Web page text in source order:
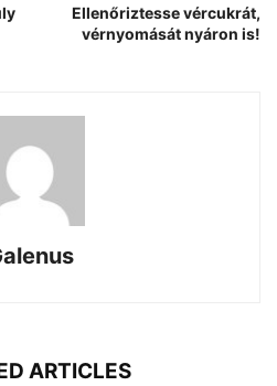
Ellenőriztesse vércukrát,
vérnyomását nyáron is!
ARTICLES